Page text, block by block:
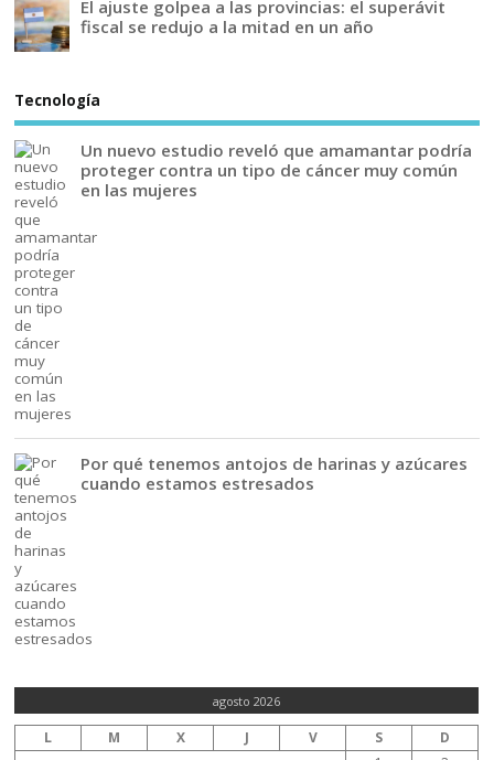
El ajuste golpea a las provincias: el superávit
fiscal se redujo a la mitad en un año
Tecnología
Un nuevo estudio reveló que amamantar podría
proteger contra un tipo de cáncer muy común
en las mujeres
Por qué tenemos antojos de harinas y azúcares
cuando estamos estresados
agosto 2026
L M X J V S
D